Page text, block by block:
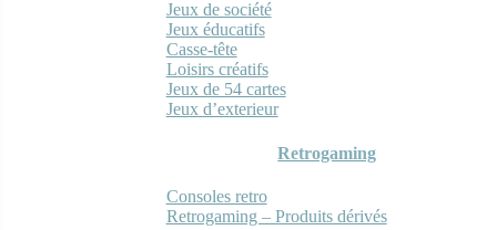
Jeux de société
Jeux éducatifs
Casse-tête
Loisirs créatifs
Jeux de 54 cartes
Jeux d’exterieur
Retrogaming
Consoles retro
Retrogaming – Produits dérivés